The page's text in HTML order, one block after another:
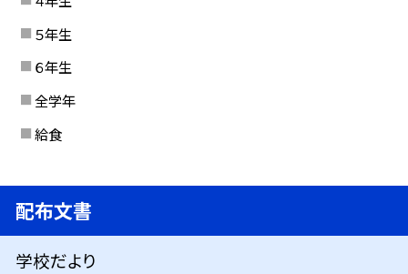
５年生
６年生
全学年
給食
配布文書
学校だより